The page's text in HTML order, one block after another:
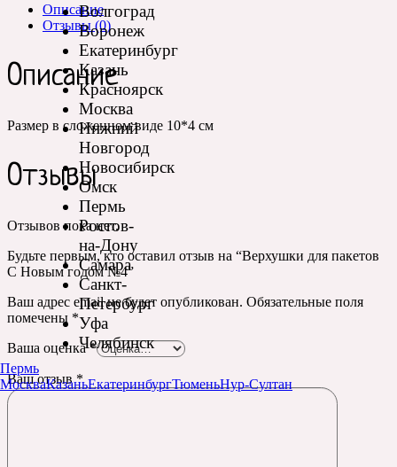
Волгоград
Воронеж
Екатеринбург
Казань
Красноярск
Москва
Нижний
Новгород
Новосибирск
Омск
Пермь
Ростов-
на-Дону
Самара
Санкт-
Петербург
Уфа
Челябинск
Пермь
МоскваКазаньЕкатеринбургТюменьНур-Султан
Описание
Отзывы (0)
Описание
Размер в сложенном виде 10*4 см
Отзывы
Отзывов пока нет.
Будьте первым, кто оставил отзыв на “Верхушки для пакетов
С Новым годом №4”
Ваш адрес email не будет опубликован. Обязательные поля
помечены *
Ваша оценка*
Ваш отзыв*